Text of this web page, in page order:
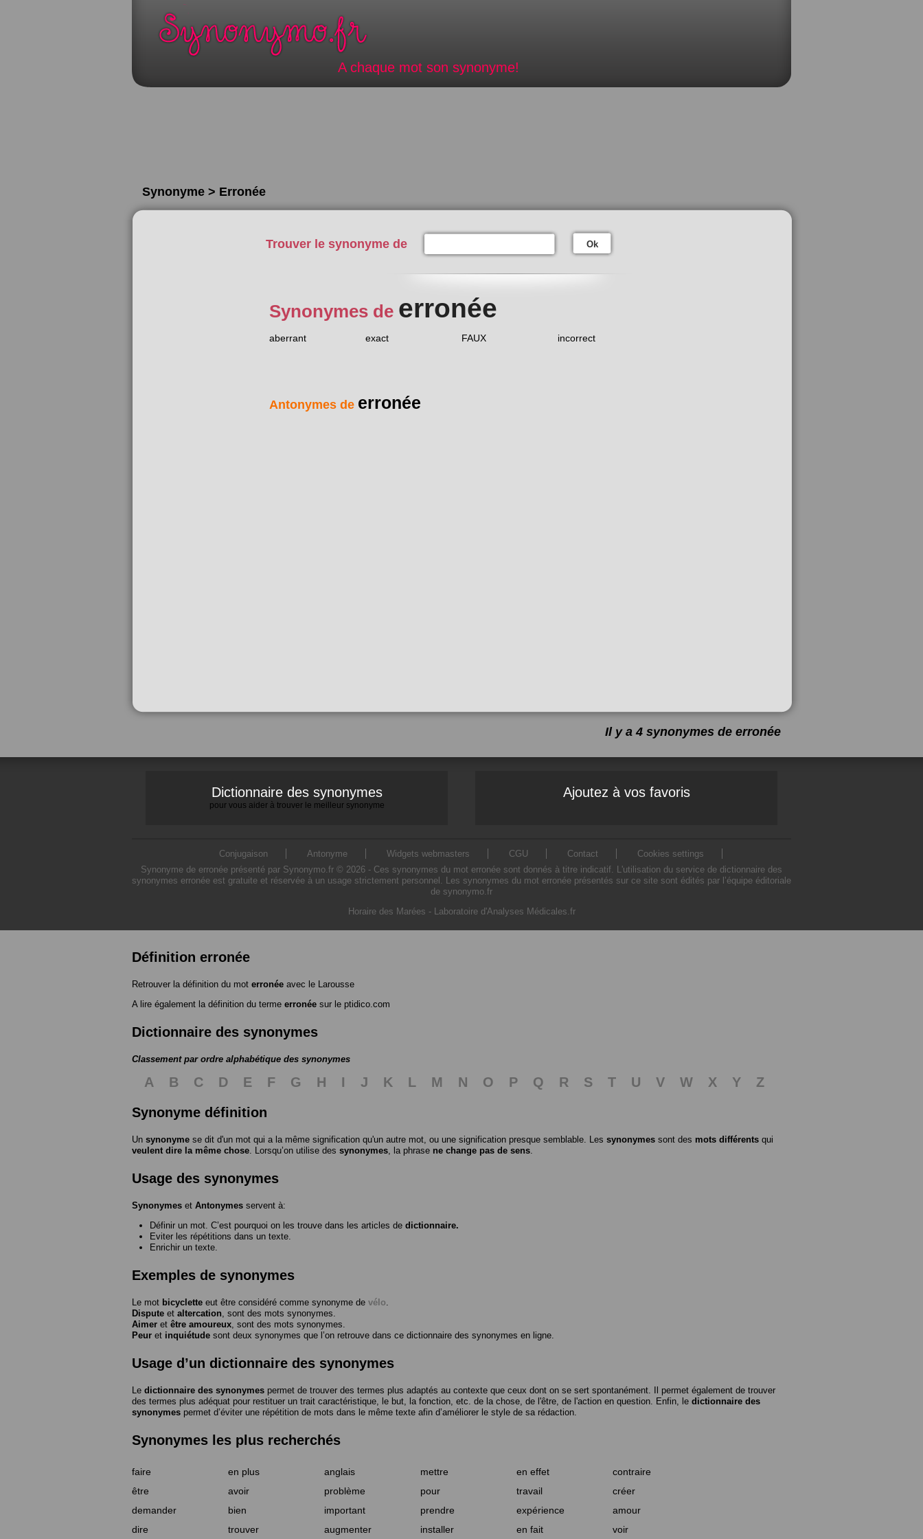
A chaque mot son synonyme!
Synonyme > Erronée
Trouver le synonyme de Ok
Synonymes de erronée
aberrant exact FAUX incorrect
Antonymes de erronée
Il y a 4 synonymes de erronée
Dictionnaire des synonymes
pour vous aider à trouver le meilleur synonyme
Ajoutez à vos favoris
Conjugaison Antonyme Widgets webmasters CGU Contact
Cookies settings
Synonyme de erronée présenté par Synonymo.fr © 2026 - Ces synonymes du mot erronée sont donnés à titre indicatif. L'utilisation du service de dictionnaire des
synonymes erronée est gratuite et réservée à un usage strictement personnel. Les synonymes du mot erronée présentés sur ce site sont édités par l’équipe éditoriale
de synonymo.fr
Horaire des Marées - Laboratoire d'Analyses Médicales.fr
Définition erronée
Retrouver la définition du mot erronée avec le Larousse
A lire également la définition du terme erronée sur le ptidico.com
Dictionnaire des synonymes
Classement par ordre alphabétique des synonymes
A B C D E F G H I J K L M N O P Q R S T U V W X Y
Z
Synonyme définition
Un synonyme se dit d'un mot qui a la même signification qu'un autre mot, ou une signification presque semblable. Les synonymes sont des mots différents qui
veulent dire la même chose . Lorsqu’on utilise des synonymes , la phrase ne change pas de sens
Usage des synonymes
Synonymes et Antonymes servent à:
Définir un mot. C’est pourquoi on les trouve dans les articles de dictionnaire.
Eviter les répétitions dans un texte.
Enrichir un texte.
Exemples de synonymes
Le mot bicyclette eut être considéré comme synonyme de vélo
Dispute et altercation , sont des mots synonymes.
Aimer et être amoureux , sont des mots synonymes.
Peur et inquiétude sont deux synonymes que l’on retrouve dans ce dictionnaire des synonymes en ligne.
Usage d’un dictionnaire des synonymes
Le dictionnaire des synonymes permet de trouver des termes plus adaptés au contexte que ceux dont on se sert spontanément. Il permet également de trouver
des termes plus adéquat pour restituer un trait caractéristique, le but, la fonction, etc. de la chose, de l'être, de l'action en question. Enfin, le dictionnaire des
synonymes permet d’éviter une répétition de mots dans le même texte afin d’améliorer le style de sa rédaction.
Synonymes les plus recherchés
faire en plus anglais mettre en effet
contraire
être
avoir problème pour travail
créer
demander
bien important prendre expérience
amour
dire
trouver augmenter installer en fait voir